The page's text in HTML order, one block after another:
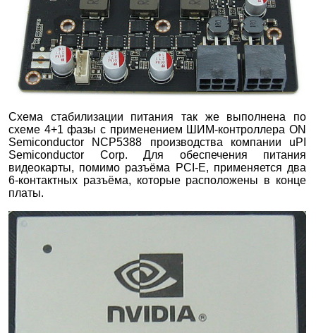
Схема стабилизации питания так же выполнена по
схеме 4+1 фазы с применением ШИМ-контроллера ON
Semiconductor NCP5388 производства компании uPI
Semiconductor Corp. Для обеспечения питания
видеокарты, помимо разъёма PCI-E, применяется два
6-контактных разъёма, которые расположены в конце
платы.